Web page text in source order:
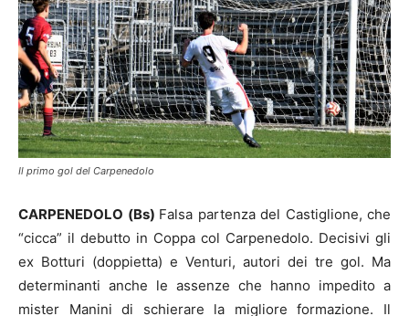
Il primo gol del Carpenedolo
CARPENEDOLO (Bs) Falsa partenza del Castiglione, che
“cicca” il debutto in Coppa col Carpenedolo. Decisivi gli
ex Botturi (doppietta) e Venturi, autori dei tre gol. Ma
determinanti anche le assenze che hanno impedito a
mister Manini di schierare la migliore formazione. Il